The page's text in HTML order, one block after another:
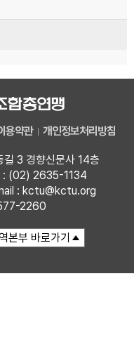
용약관 개인정보처리방침
3 경향신문사 14층
(02) 2635-1134
: kctu@kctu.org
2260